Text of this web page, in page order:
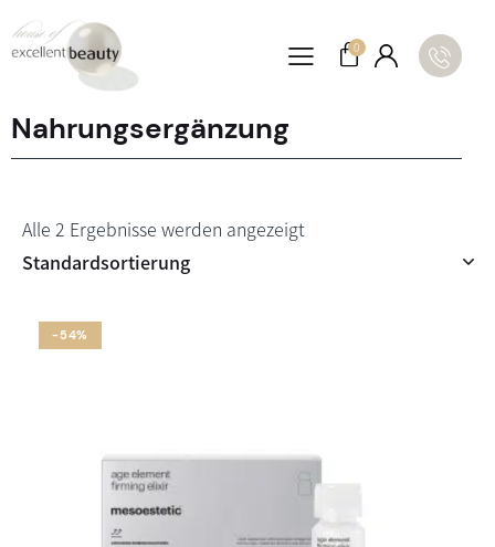
0
Nahrungsergänzung
Alle 2 Ergebnisse werden angezeigt
-54%